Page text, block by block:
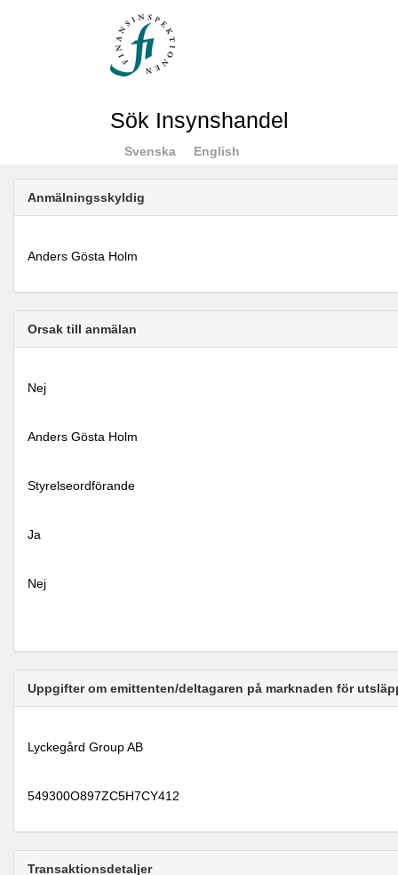
Sök Insynshandel
Svenska English
Anmälningsskyldig
Anders Gösta Holm
Orsak till anmälan
Nej
Anders Gösta Holm
Styrelseordförande
Ja
Nej
Uppgifter om emittenten/deltagaren på marknaden för
Lyckegård Group AB
549300O897ZC5H7CY412
Transaktionsdetaljer